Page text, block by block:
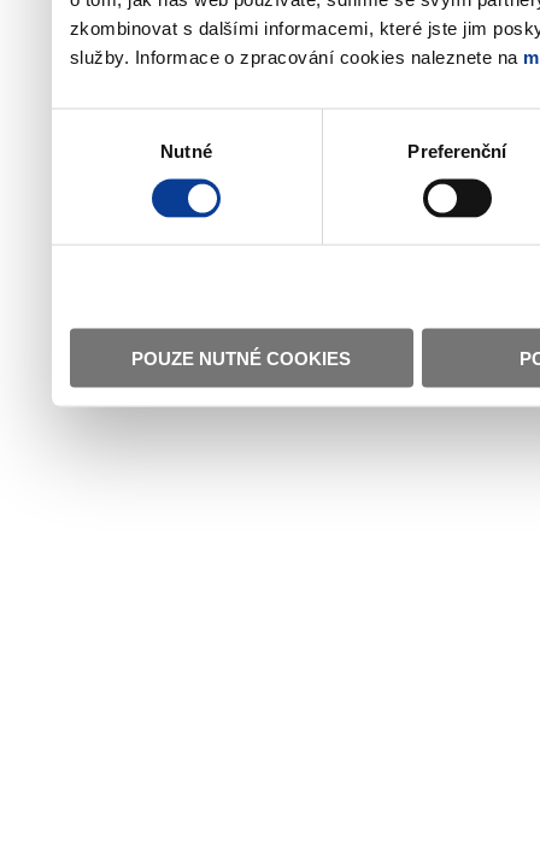
zkombinovat s dalšími informacemi, které jste jim
služby. Informace o zpracování cookies naleznete na
Nutné Preferenční
POUZE NUTNÉ COOKIES